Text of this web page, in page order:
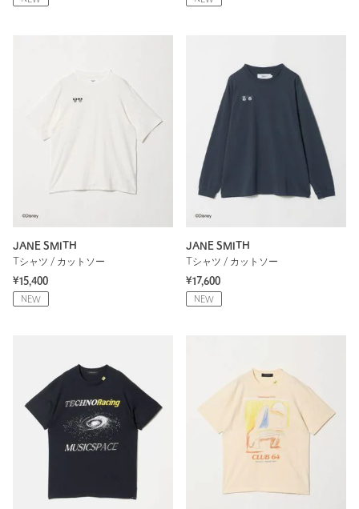
JANE SMITH
Tシャツ / カットソー
¥15,400
NEW
JANE SMITH
Tシャツ / カットソー
¥17,600
NEW